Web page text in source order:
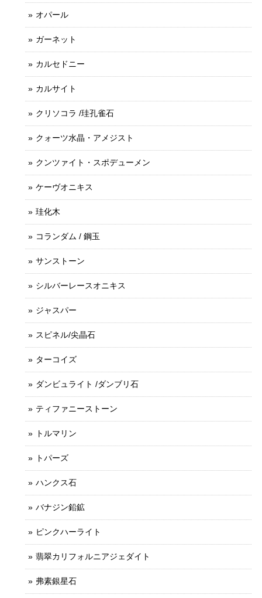
オパール
ガーネット
カルセドニー
カルサイト
クリソコラ /珪孔雀石
クォーツ水晶・アメジスト
クンツァイト・スポデューメン
ケーヴオニキス
珪化木
コランダム / 鋼玉
サンストーン
シルバーレースオニキス
ジャスパー
スピネル/尖晶石
ターコイズ
ダンビュライト /ダンブリ石
ティファニーストーン
トルマリン
トパーズ
ハンクス石
バナジン鉛鉱
ピンクハーライト
翡翠カリフォルニアジェダイト
弗素銀星石